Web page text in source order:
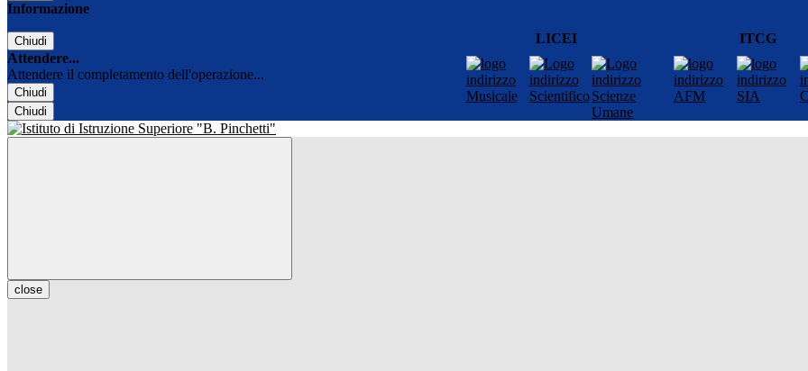
Informazione
Chiudi
Attendere...
Attendere il completamento dell'operazione...
Chiudi
Chiudi
LICEI ITCG
close